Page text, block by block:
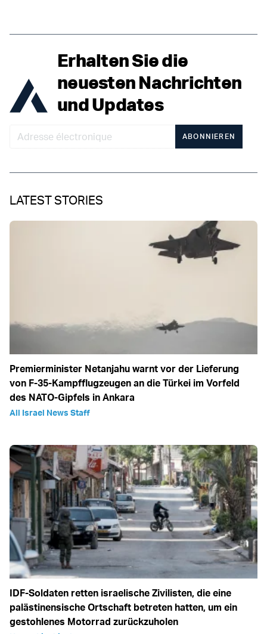
Erhalten Sie die
neuesten Nachrichten
und Updates
ABONNIEREN
LATEST STORIES
Premierminister Netanjahu warnt vor der Lieferung
von F-35-Kampfflugzeugen an die Türkei im Vorfeld
des NATO-Gipfels in Ankara
All Israel News Staff
IDF-Soldaten retten israelische Zivilisten, die eine
palästinensische Ortschaft betreten hatten, um ein
gestohlenes Motorrad zurückzuholen